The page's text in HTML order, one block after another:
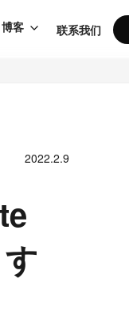
博客 联系我们
2022.2.9